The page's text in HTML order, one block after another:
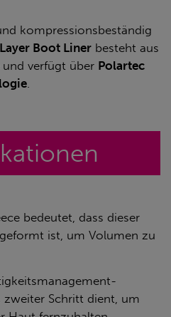
kompressionsbeständig
Boot Liner besteht aus
und verfügt über Polartec
.
bedeutet, dass dieser
ist, um Volumen zu
zweiter Schritt dient, um